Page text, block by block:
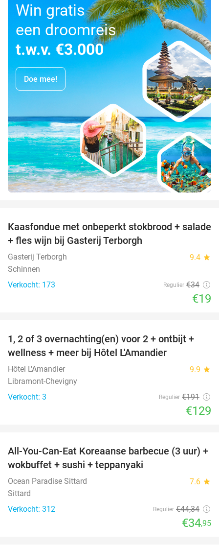
Win gratis
een droomreis
t.w.v. €3.000
Doe mee!
44%
Kaasfondue met onbeperkt stokbrood + salade
+ fles wijn bij Gasterij Terborgh
Gasterij Terborgh 9.4 star
Schinnen
Verkocht: 173
Regulier €34
€19
32%
TODAY
1, 2 of 3 overnachting(en) voor 2 + ontbijt +
wellness + meer bij Hôtel L'Amandier
Hôtel L'Amandier 9.9 star
Libramont-Chevigny
Verkocht: 3
Regulier €191
€129
21%
All-You-Can-Eat Koreaanse barbecue (3 uur) +
wokbuffet + sushi + teppanyaki
Ocean Paradise Sittard 7.6 star
Sittard
Verkocht: 312
Regulier €44,34
€34,95